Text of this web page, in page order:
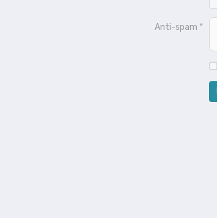
Anti-spam